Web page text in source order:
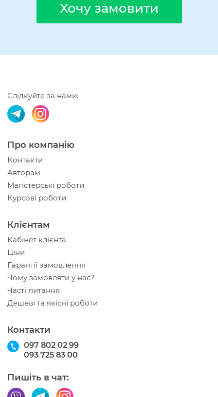
Хочу замовити
Слідкуйте за нами:
Про компанію
Контакти
Авторам
Магістерські роботи
Курсові роботи
Клієнтам
Кабінет клієнта
Ціни
Гарантії замовлення
Чому замовляти у нас?
Часті питання
Дешеві та якісні роботи
Контакти
097 802 02 99
093 725 83 00
Пишіть в чат: